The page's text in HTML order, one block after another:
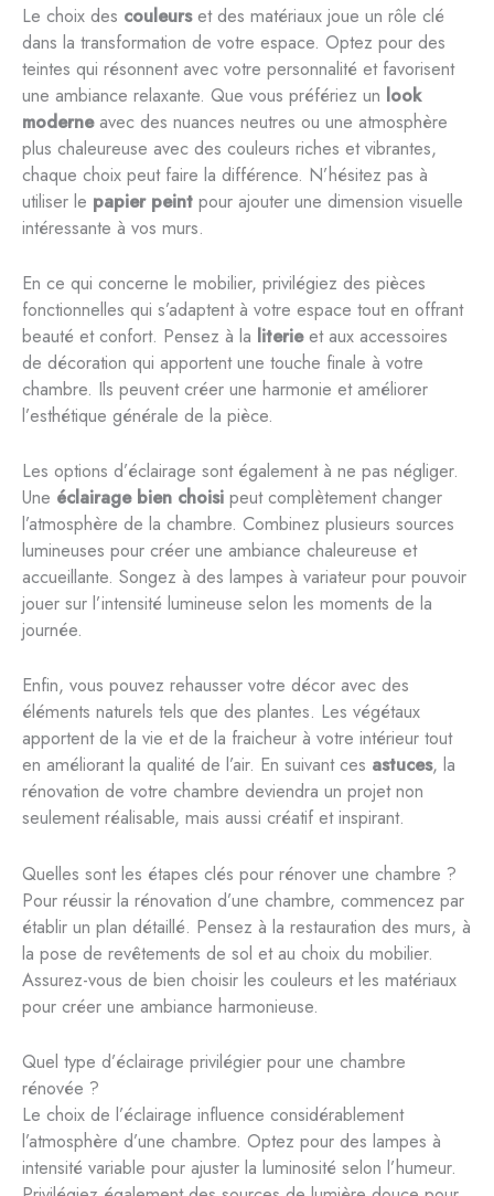
Le choix des couleurset des matériaux joue un rôle clé
dans la transformation de votre espace. Optez pour des
teintes qui résonnent avec votre personnalité et favorisent
une ambiance relaxante. Que vous préfériez un look
moderneavec des nuances neutres ou une atmosphère
plus chaleureuse avec des couleurs riches et vibrantes,
chaque choix peut faire la différence. N’hésitez pas à
utiliser le papier peint pour ajouter une dimension visuelle
intéressante à vos murs.
En ce qui concerne le mobilier, privilégiez des pièces
fonctionnelles qui s’adaptent à votre espace tout en offrant
beauté et confort. Pensez à la literieet aux accessoires
de décoration qui apportent une touche finale à votre
chambre. Ils peuvent créer une harmonie et améliorer
l’esthétique générale de la pièce.
Les options d’éclairage sont également à ne pas négliger.
Une éclairage bien choisi peut complètement changer
l’atmosphère de la chambre. Combinez plusieurs sources
lumineuses pour créer une ambiance chaleureuse et
accueillante. Songez à des lampes à variateur pour pouvoir
jouer sur l’intensité lumineuse selon les moments de la
journée.
Enfin, vous pouvez rehausser votre décor avec des
éléments naturels tels que des plantes. Les végétaux
apportent de la vie et de la fraicheur à votre intérieur tout
en améliorant la qualité de l’air. En suivant ces astuces, la
rénovation de votre chambre deviendra un projet non
seulement réalisable, mais aussi créatif et inspirant.
Quelles sont les étapes clés pour rénover une chambre ?
Pour réussir la rénovation d’une chambre, commencez par
établir un plan détaillé. Pensez à la restauration des murs, à
la pose de revêtements de sol et au choix du mobilier.
Assurez-vous de bien choisir les couleurs et les matériaux
pour créer une ambiance harmonieuse.
Quel type d’éclairage privilégier pour une chambre
rénovée ?
Le choix de l’éclairage influence considérablement
l’atmosphère d’une chambre. Optez pour des lampes à
intensité variable pour ajuster la luminosité selon l’humeur.